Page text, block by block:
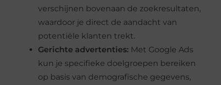
verschijnen bovenaan de zoekresultaten,
waardoor je direct de aandacht van
potentiële klanten trekt.
Gerichte advertenties: Met Google Ads
kun je specifieke doelgroepen bereiken
op basis van demografische gegevens,